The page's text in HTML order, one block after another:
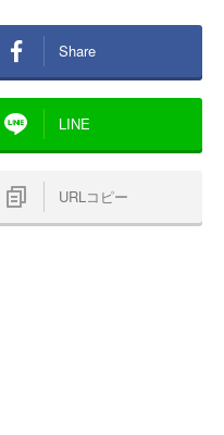
Share
LINE
URLコピー